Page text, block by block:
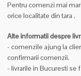
Pentru comenzi mai
orice localitate din tara .
Alte informatii despre
- comenzile ajung la
confirmarii comenzii.
- livrarile in Bucuresti se